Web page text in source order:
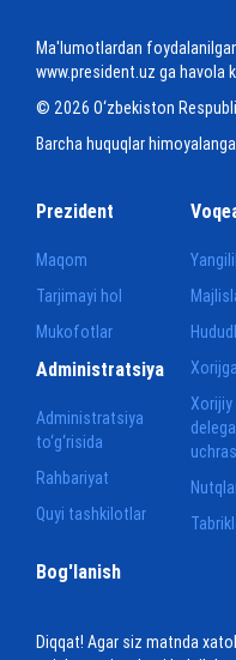
Ma'lumotlardan
www.president.uz ga havola
© 2026 O‘zbekiston
Barcha huquqlar
Prezident
Maqom
Tarjimayi hol
Mukofotlar
Xorijiy
Administratsiya
Administratsiya
to‘g‘risida
Rahbariyat
Quyi tashkilotlar
Bog'lanish
Diqqat! Agar siz matnda